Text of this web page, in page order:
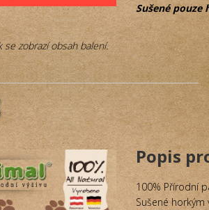
Sušené pouze
se zobrazí obsah balení.
Popis
100% Přírodní
Sušené horkým